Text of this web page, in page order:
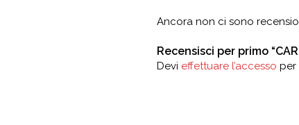
Ancora non ci sono
Recensisci per primo
Devi effettuare l’accesso per